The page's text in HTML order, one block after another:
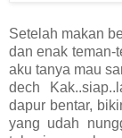
Setelah makan
dan enak teman-
aku tanya mau
dech
dapur bentar,
yang udah